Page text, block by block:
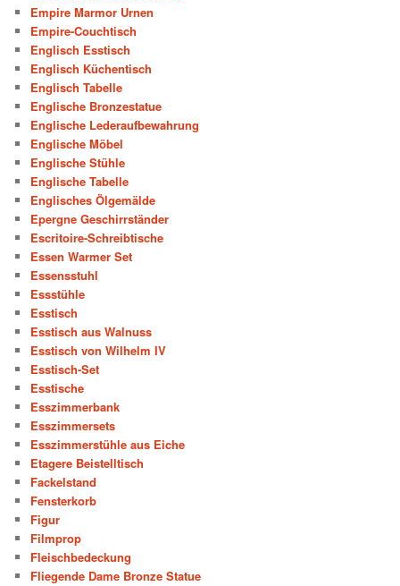
Empire Marmor Urnen
Empire-Couchtisch
Englisch Esstisch
Englisch Küchentisch
Englisch Tabelle
Englische Bronzestatue
Englische Lederaufbewahrung
Englische Möbel
Englische Stühle
Englische Tabelle
Englisches Ölgemälde
Epergne Geschirrständer
Escritoire-Schreibtische
Essen Warmer Set
Essensstuhl
Essstühle
Esstisch
Esstisch aus Walnuss
Esstisch von Wilhelm IV
Esstisch-Set
Esstische
Esszimmerbank
Esszimmersets
Esszimmerstühle aus Eiche
Etagere Beistelltisch
Fackelstand
Fensterkorb
Figur
Filmprop
Fleischbedeckung
Fliegende Dame Bronze Statue